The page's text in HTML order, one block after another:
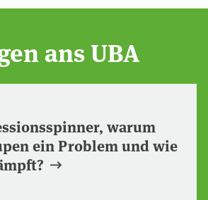
ans UBA
warum
ein Problem und wie